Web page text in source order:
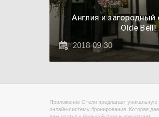
Англия и загородный
Olde Bell!
2018-09-30
Приложение Отели предлагает уникальную
онлайн-систему бронирования. Которая